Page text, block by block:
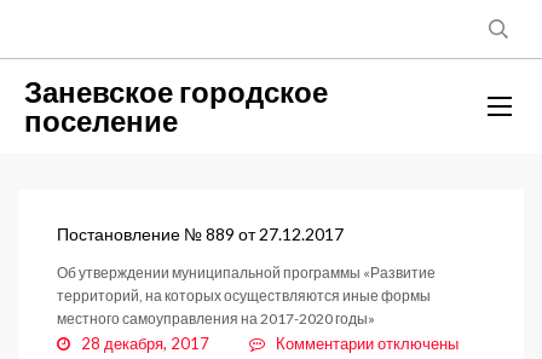
Заневское городское
поселение
Постановление № 889 от 27.12.2017
Об утверждении муниципальной программы «Развитие
территорий, на которых осуществляются иные формы
местного самоуправления на 2017-2020 годы»
28 декабря, 2017 Комментариикотключены